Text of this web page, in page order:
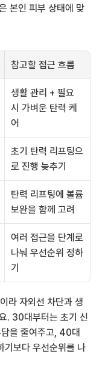
본인 피부 상태에 맞
참고할 접근 흐름
생활 관리 + 필요
시 가벼운 탄력 케
어
초기 탄력 리프팅으
로 진행 늦추기
탄력 리프팅에 볼륨
보완을 함께 고려
여러 접근을 단계로
나눠 우선순위 정하
기
라 자외선 차단과 생
. 30대부터는 초기 신
을 줄여주고, 40대
기보다 우선순위를 나